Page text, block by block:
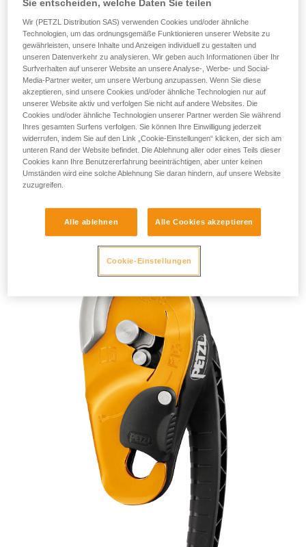
Sie entscheiden, welche Daten Sie teilen
Wir (PETZL Distribution SAS) verwenden Cookies und/oder ähnliche
Technologien, um das ordnungsgemäße Funktionieren unserer Website zu
gewährleisten, unsere Inhalte und Anzeigen individuell zu gestalten und
unseren Datenverkehr zu analysieren. Wir geben auch Informationen über Ihr
Surfverhalten auf unserer Website an unsere Analyse-, Werbe- und Social-
Media-Partner weiter, um unsere Werbung anzupassen. Wenn Sie diese
akzeptieren, sind unsere Cookies und/oder ähnliche Technologien nur auf
unserer Website aktiv und verfolgen Sie nicht auf andere Websites. Die
Cookies und/oder ähnliche Technologien unserer Partner werden Sie während
Ihres gesamten Surfens verfolgen. Sie können Ihre Einwilligung jederzeit
widerrufen, indem Sie auf den Link „Cookie-Einstellungen“ klicken, der sich am
unteren Rand der Website befindet. Die Ablehnung aller oder eines Teils dieser
Cookies kann Ihre Benutzererfahrung beeinträchtigen, aber unter keinen
Umständen wird eine solche Ablehnung Sie daran hindern, auf unsere Website
zuzugreifen.
Alle ablehnen Alle Cookies akzeptieren
Cookie-Einstellungen